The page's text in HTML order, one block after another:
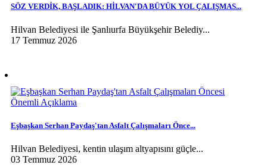
SÖZ VERDİK, BAŞLADIK: HİLVAN'DA BÜYÜK YOL ÇALIŞMAS...
Hilvan Belediyesi ile Şanlıurfa Büyükşehir Belediy...
17 Temmuz 2026
Eşbaşkan Serhan Paydaş'tan Asfalt Çalışmaları Önce...
Hilvan Belediyesi, kentin ulaşım altyapısını güçle...
03 Temmuz 2026